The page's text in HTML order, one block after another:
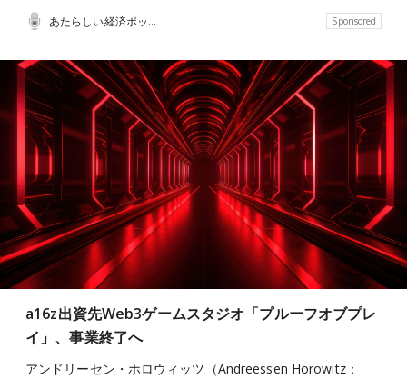
あたらしい経済ポッドキャスト Sponsored
a16z出資先Web3ゲームスタジオ「プルーフオブプレ
イ」、事業終了へ
アンドリーセン・ホロウィッツ（Andreessen Horowitz：